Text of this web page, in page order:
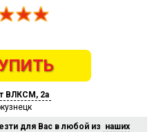
ВЛКСМ, 2а
для Вас в любой из наших